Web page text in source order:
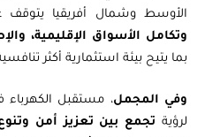
الأوسط وشمال أفريقيا يتوقف
وتكامل الأسواق الإقليمية،
بما يتيح بيئة استثمارية أكثر
وفي المجمل، مستقبل الكهرباء
لرؤيةتجمع بين تعزيز أمن وتنوع